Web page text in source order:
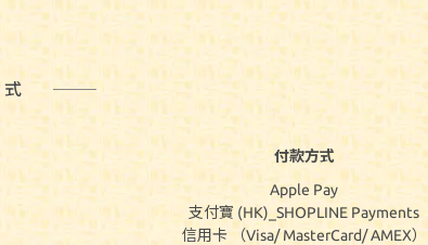
付款方式
Apple Pay
支付寶 (HK)_SHOPLINE Payments
信用卡 （Visa/ MasterCard/ AMEX）